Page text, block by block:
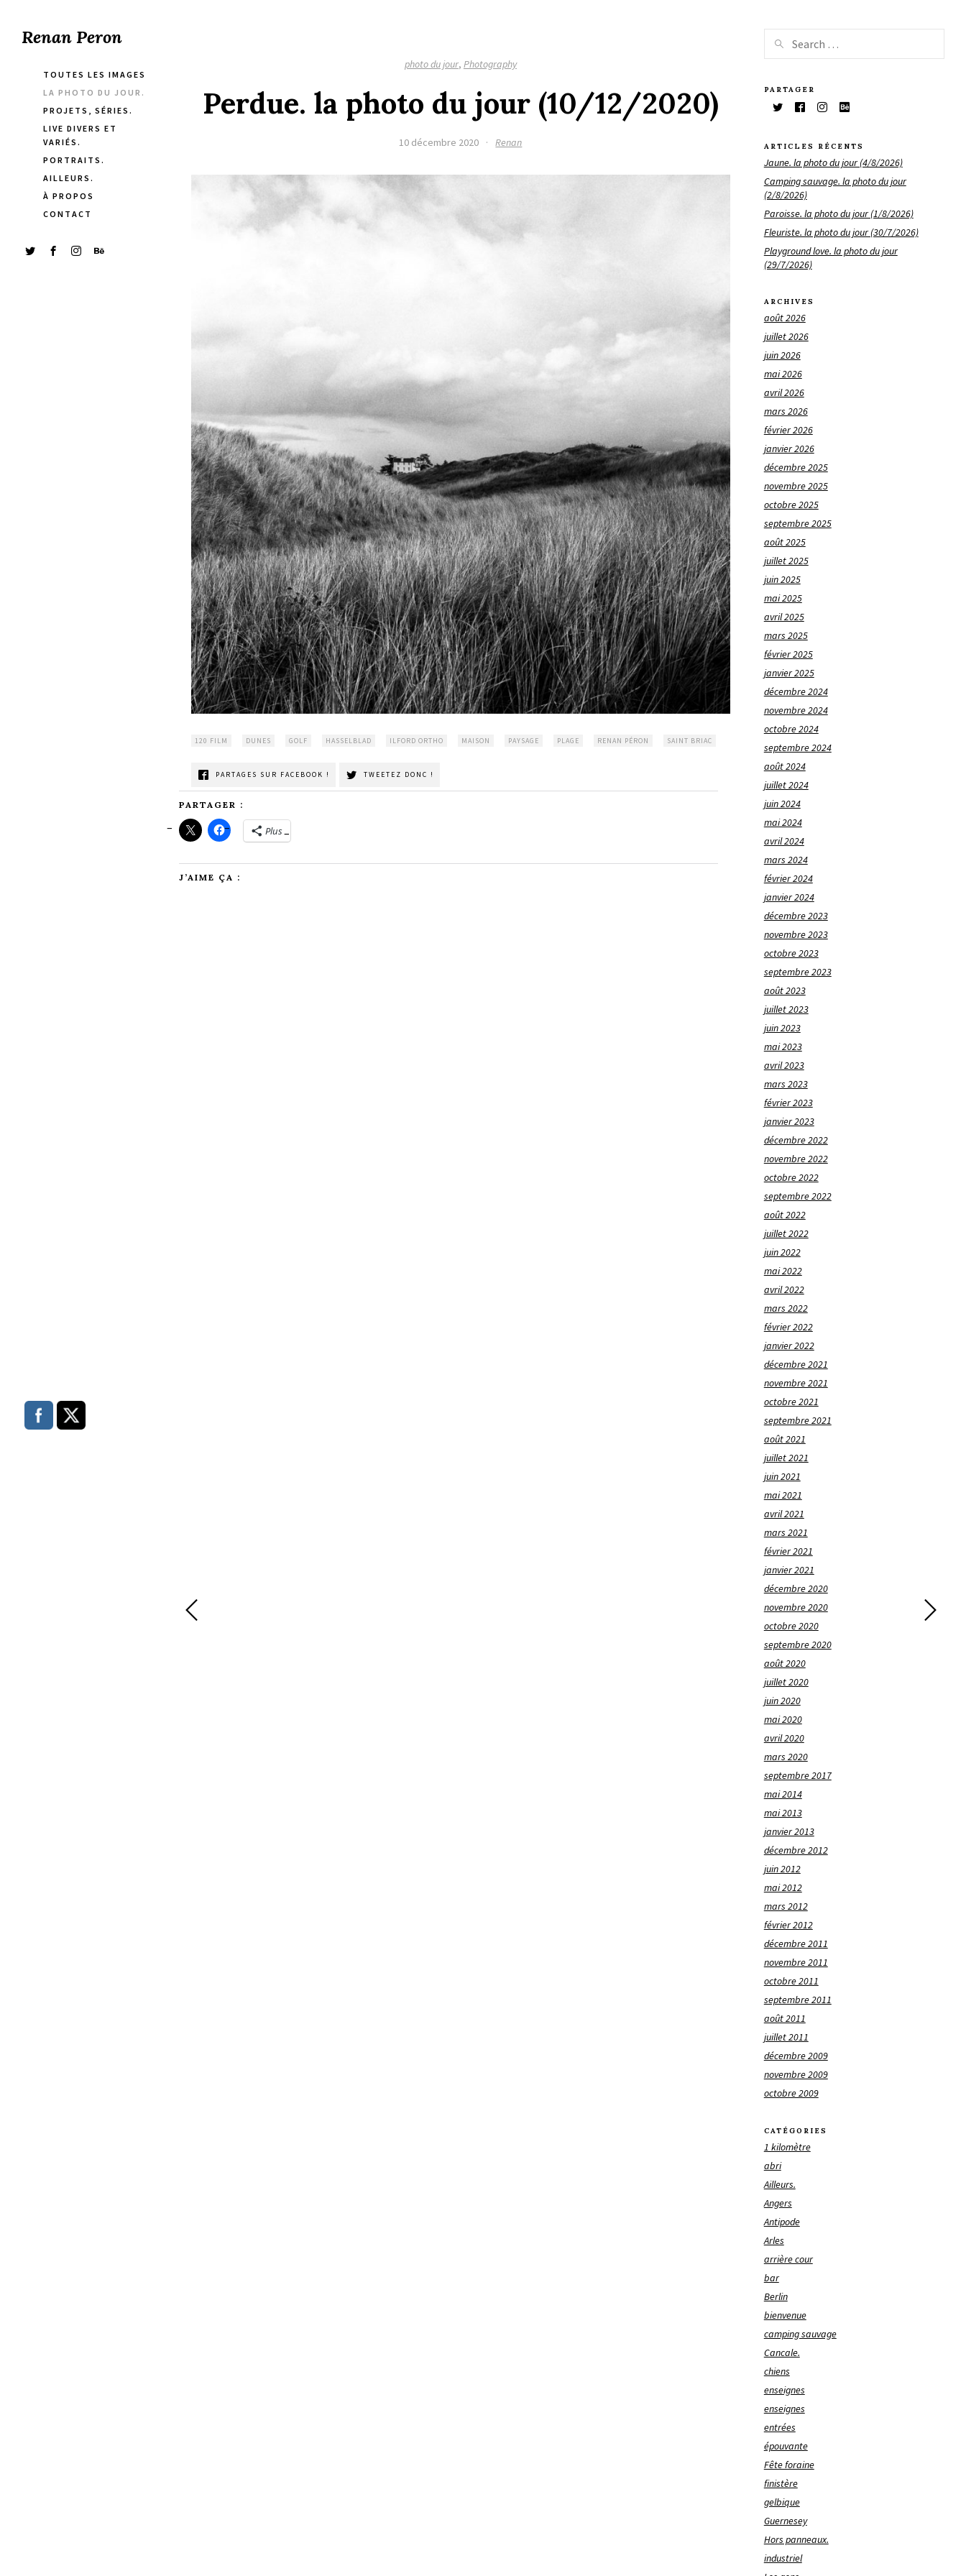
Renan Peron
TOUTES LES IMAGES
LA PHOTO DU JOUR.
PROJETS, SÉRIES.
LIVE DIVERS ET
VARIÉS.
PORTRAITS.
AILLEURS.
À PROPOS
CONTACT
photo du jour, Photography
Perdue. la photo du jour (10/12/2020)
10 décembre 2020 · Renan
120 FILM DUNES GOLF HASSELBLAD ILFORD ORTHO MAISON PAYSAGE PLAGE RENAN PÉRON SAINT BRIAC
PARTAGES SUR FACEBOOK ! TWEETEZ DONC !
PARTAGER :
Plus
J’AIME ÇA :
PARTAGER
ARTICLES RÉCENTS
Jaune. la photo du jour (4/8/2026)
Camping sauvage. la photo du jour
(2/8/2026)
Paroisse. la photo du jour (1/8/2026)
Fleuriste. la photo du jour (30/7/2026)
Playground love. la photo du jour
(29/7/2026)
ARCHIVES
août 2026
juillet 2026
juin 2026
mai 2026
avril 2026
mars 2026
février 2026
janvier 2026
décembre 2025
novembre 2025
octobre 2025
septembre 2025
août 2025
juillet 2025
juin 2025
mai 2025
avril 2025
mars 2025
février 2025
janvier 2025
décembre 2024
novembre 2024
octobre 2024
septembre 2024
août 2024
juillet 2024
juin 2024
mai 2024
avril 2024
mars 2024
février 2024
janvier 2024
décembre 2023
novembre 2023
octobre 2023
septembre 2023
août 2023
juillet 2023
juin 2023
mai 2023
avril 2023
mars 2023
février 2023
janvier 2023
décembre 2022
novembre 2022
octobre 2022
septembre 2022
août 2022
juillet 2022
juin 2022
mai 2022
avril 2022
mars 2022
février 2022
janvier 2022
décembre 2021
novembre 2021
octobre 2021
septembre 2021
août 2021
juillet 2021
juin 2021
mai 2021
avril 2021
mars 2021
février 2021
janvier 2021
décembre 2020
novembre 2020
octobre 2020
septembre 2020
août 2020
juillet 2020
juin 2020
mai 2020
avril 2020
mars 2020
septembre 2017
mai 2014
mai 2013
janvier 2013
décembre 2012
juin 2012
mai 2012
mars 2012
février 2012
décembre 2011
novembre 2011
octobre 2011
septembre 2011
août 2011
juillet 2011
décembre 2009
novembre 2009
octobre 2009
CATÉGORIES
1 kilomètre
abri
Ailleurs.
Angers
Antipode
Arles
arrière cour
bar
Berlin
bienvenue
camping sauvage
Cancale.
chiens
enseignes
enseignes
entrées
épouvante
Fête foraine
finistère
gelbique
Guernesey
Hors panneaux.
industriel